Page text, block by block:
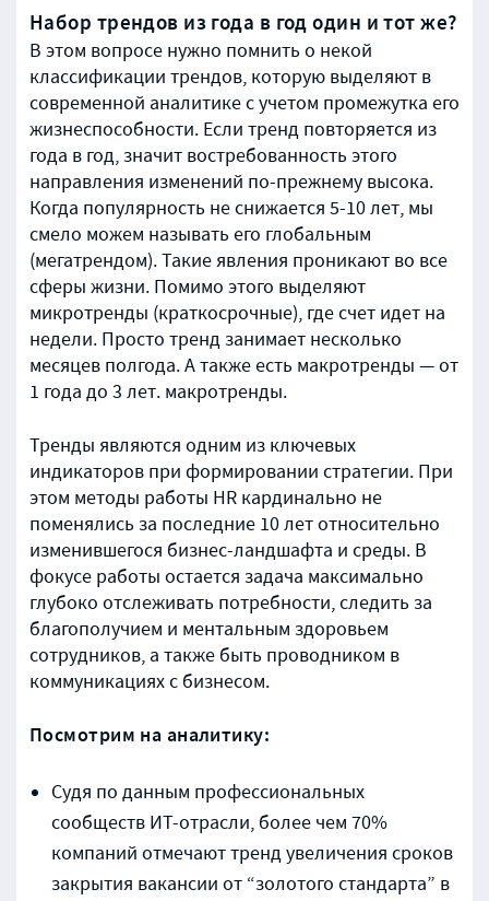
Набор трендов из года в год один и тот же?
В этом вопросе нужно помнить о некой
классификации трендов, которую выделяют в
современной аналитике с учетом промежутка его
жизнеспособности. Если тренд повторяется из
года в год, значит востребованность этого
направления изменений по-прежнему высока.
Когда популярность не снижается 5-10 лет, мы
смело можем называть его глобальным
(мегатрендом). Такие явления проникают во все
сферы жизни. Помимо этого выделяют
микротренды (краткосрочные), где счет идет на
недели. Просто тренд занимает несколько
месяцев полгода. А также есть макротренды — от
1 года до 3 лет. макротренды.
Тренды являются одним из ключевых
индикаторов при формировании стратегии. При
этом методы работы HR кардинально не
поменялись за последние 10 лет относительно
изменившегося бизнес-ландшафта и среды. В
фокусе работы остается задача максимально
глубоко отслеживать потребности, следить за
благополучием и ментальным здоровьем
сотрудников, а также быть проводником в
коммуникациях с бизнесом.
Посмотрим на аналитику:
Судя по данным профессиональных
сообществ ИТ-отрасли, более чем 70%
компаний отмечают тренд увеличения сроков
закрытия вакансии от “золотого стандарта” в